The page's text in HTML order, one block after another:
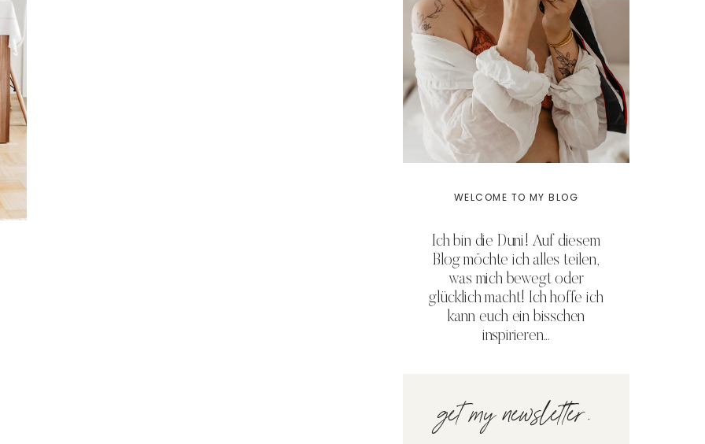
WELCOME TO MY BLOG
Ich bin die Duni! Auf diesem
Blog möchte ich alles teilen,
was mich bewegt oder
glücklich macht! Ich hoffe ich
kann euch ein bisschen
inspirieren...
get my newsletter.